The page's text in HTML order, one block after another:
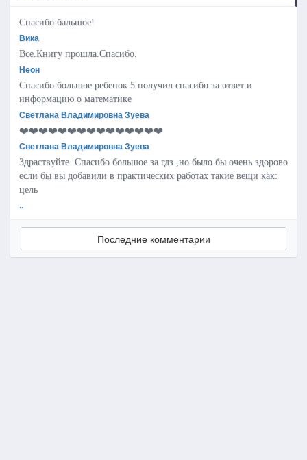
Спасибо бальшое!
Вика
Все.Книгу прошла.Спасибо.
Неон
Спасибо большое ребенок 5 получил спасибо за ответ и
информацию о математике
Светлана Владимировна Зуева
❤️❤️❤️❤️❤️❤️❤️❤️❤️❤️❤️❤️❤️❤️❤️
Светлана Владимировна Зуева
Здраствуйте. Спасибо большое за гдз ,но было бы очень здорово
если бы вы добавили в практических работах такие вещи как:
цель
..
Последние комментарии